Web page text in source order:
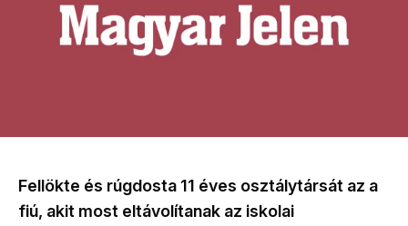
Fellökte és rúgdosta 11 éves osztálytársát az a
fiú, akit most eltávolítanak az iskolai